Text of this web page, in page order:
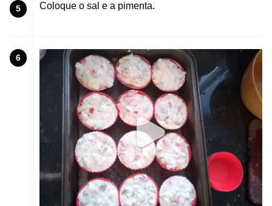
5 Coloque o sal e a pimenta.
6